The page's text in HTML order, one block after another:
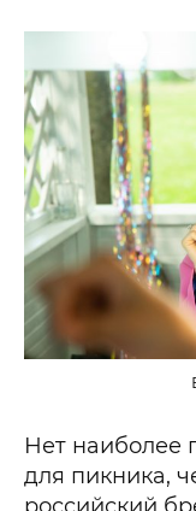
Нет наиболее
для пикника,